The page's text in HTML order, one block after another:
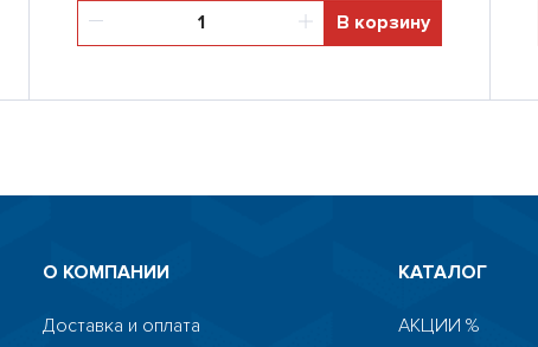
В корзину
О КОМПАНИИ
Доставка и оплата
КАТАЛОГ
АКЦИИ %